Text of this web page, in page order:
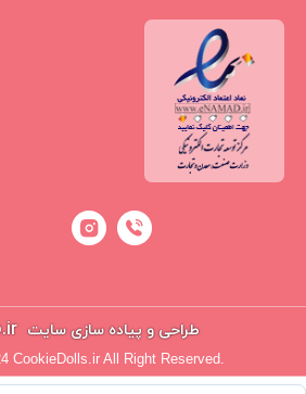
طراحی و پیاده سازی سایت
CookieDolls.ir All Right Reserved.